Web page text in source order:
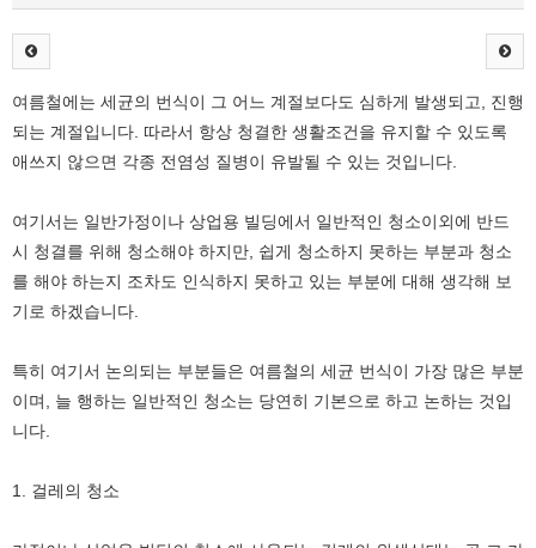
여름철에는 세균의 번식이 그 어느 계절보다도 심하게 발생되고, 진행
되는 계절입니다. 따라서 항상 청결한 생활조건을 유지할 수 있도록
애쓰지 않으면 각종 전염성 질병이 유발될 수 있는 것입니다.
여기서는 일반가정이나 상업용 빌딩에서 일반적인 청소이외에 반드
시 청결를 위해 청소해야 하지만, 쉽게 청소하지 못하는 부분과 청소
를 해야 하는지 조차도 인식하지 못하고 있는 부분에 대해 생각해 보
기로 하겠습니다.
특히 여기서 논의되는 부분들은 여름철의 세균 번식이 가장 많은 부분
이며, 늘 행하는 일반적인 청소는 당연히 기본으로 하고 논하는 것입
니다.
1. 걸레의 청소